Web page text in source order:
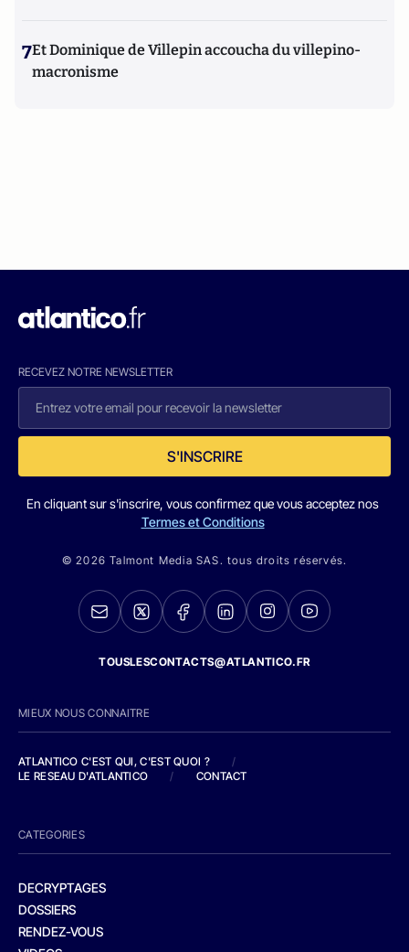
7Et Dominique de Villepin accoucha du villepino-
macronisme
RECEVEZ NOTRE NEWSLETTER
S'INSCRIRE
En cliquant sur s'inscrire, vous confirmez que vous acceptez nos
Termes et Conditions
© 2026 Talmont Media SAS. tous droits réservés.
TOUSLESCONTACTS@ATLANTICO.FR
MIEUX NOUS CONNAITRE
ATLANTICO C'EST QUI, C'EST QUOI ?
/
LE RESEAU D'ATLANTICO
/ CONTACT
CATEGORIES
DECRYPTAGES
DOSSIERS
RENDEZ-VOUS